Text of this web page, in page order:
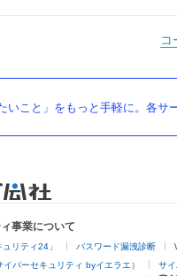
コ
いこと」をもっと手軽に。各
事業について
リティ24」 パスワード漏洩診断
バーセキュリティ byイエラエ） サ